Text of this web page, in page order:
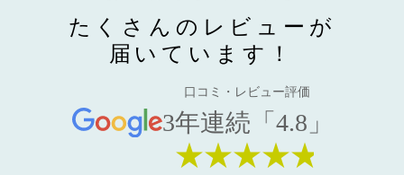
たくさんのレビューが
届いています！
口コミ・レビュー評価
3年連続「4.8」
★★★★★